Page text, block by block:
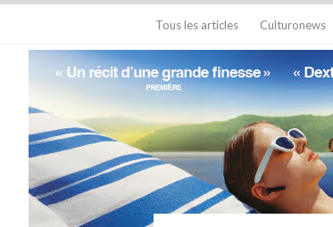
Tous les articles Culturonews